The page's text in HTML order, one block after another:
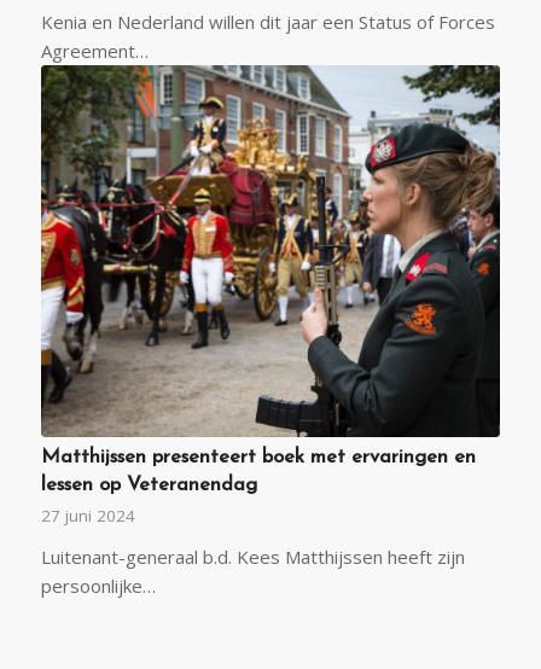
Kenia en Nederland willen dit jaar een Status of Forces
Agreement…
Matthijssen presenteert boek met ervaringen en
lessen op Veteranendag
27 juni 2024
Luitenant-generaal b.d. Kees Matthijssen heeft zijn
persoonlijke…